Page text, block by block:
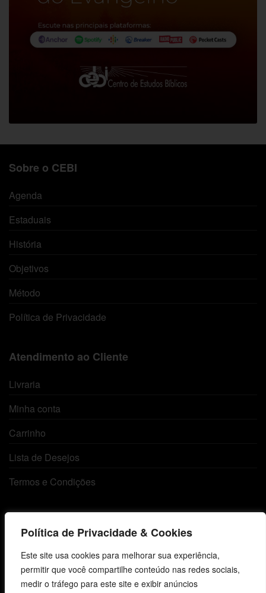
Política de Privacidade & Cookies
Este site usa cookies para melhorar sua experiência,
permitir que você compartilhe conteúdo nas redes sociais,
medir o tráfego para este site e exibir anúncios
Sobre o CEBI
Agenda
Estaduais
História
Objetivos
Método
Política de Privacidade
Atendimento ao Cliente
Livraria
Minha conta
Carrinho
Lista de Desejos
Termos e Condições
São Leopoldo, RS, Brasil